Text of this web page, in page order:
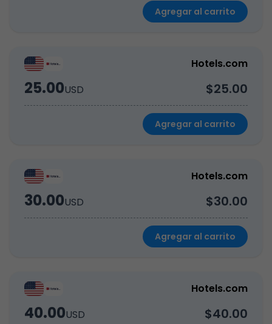
Agregar al carrito
Hotels.com
25.00USD $25.00
Agregar al carrito
Hotels.com
30.00USD $30.00
Agregar al carrito
Hotels.com
40.00USD $40.00